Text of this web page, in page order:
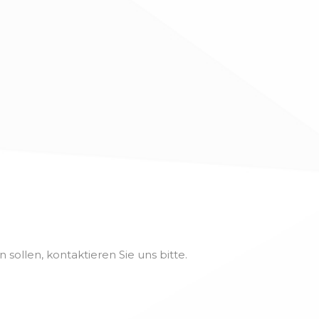
sollen, kontaktieren Sie uns bitte.